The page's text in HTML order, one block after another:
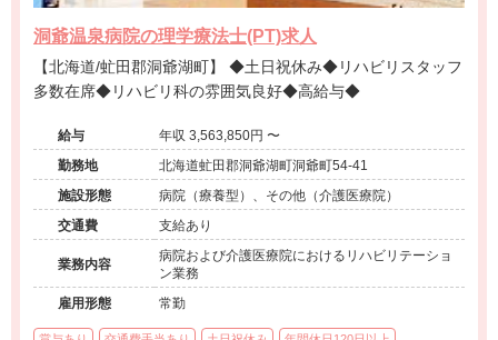
洞爺温泉病院の理学療法士(PT)求人
【北海道/虻田郡洞爺湖町】 ◆土日祝休み◆リハビリスタッフ
多数在席◆リハビリ科の雰囲気良好◆高給与◆
給与
年収 3,563,850円 〜
勤務地
北海道虻田郡洞爺湖町洞爺町54-41
施設形態
病院（療養型）、その他（介護医療院）
交通費
支給あり
業務内容
病院および介護医療院におけるリハビリテーショ
ン業務
雇用形態
常勤